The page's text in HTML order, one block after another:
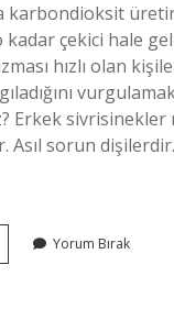
karbondioksit
çekici hale
hızlı olan
Erkek sivrisinekler
Asıl sorun
Yorum Bırak